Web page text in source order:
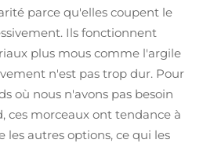
parce qu'elles coupent le
Ils fonctionnent
plus mous comme l'argile
n'est pas trop dur. Pour
où nous n'avons pas besoin
ces morceaux ont tendance à
les autres options, ce qui les